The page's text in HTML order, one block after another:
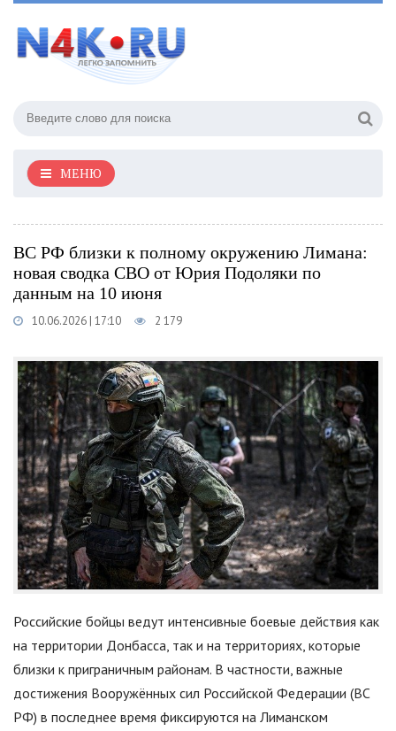
МЕНЮ
ВС РФ близки к полному окружению Лимана:
новая сводка СВО от Юрия Подоляки по
данным на 10 июня
10.06.2026 | 17:10 2 179
Российские бойцы ведут интенсивные боевые действия как
на территории Донбасса, так и на территориях, которые
близки к приграничным районам. В частности, важные
достижения Вооружённых сил Российской Федерации (ВС
РФ) в последнее время фиксируются на Лиманском